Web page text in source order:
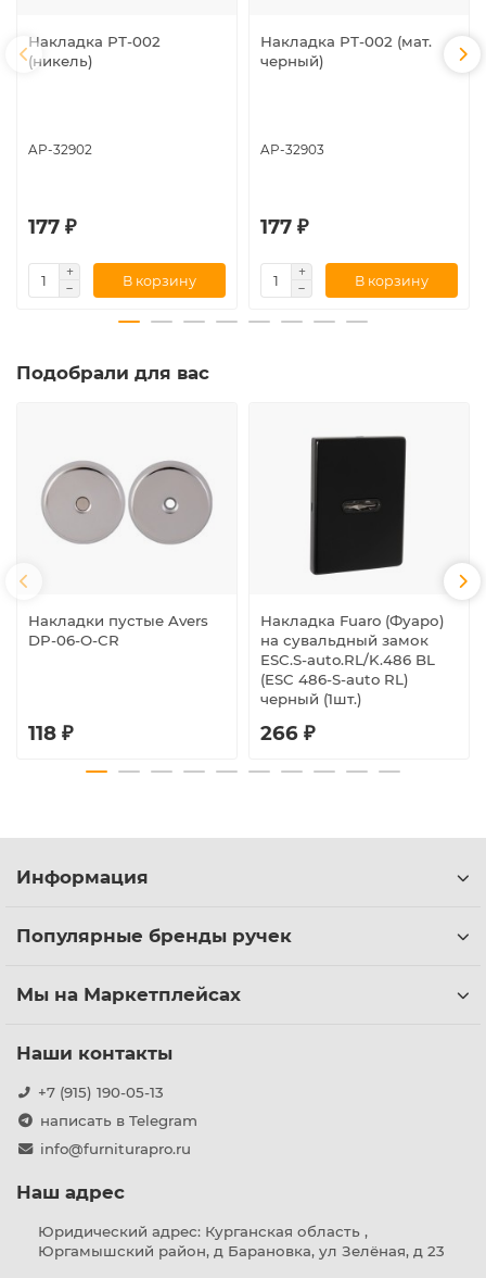
Накладка РТ-002
(никель)
AP-32902
177 ₽
В корзину
Накладка РТ-002 (мат.
черный)
AP-32903
177 ₽
В корзину
Подобрали для вас
Накладки пустые Avers
DP-06-O-CR
118 ₽
Накладка Fuaro (Фуаро)
на сувальдный замок
ESC.S-auto.RL/K.486 BL
(ESC 486-S-auto RL)
черный (1шт.)
266 ₽
Информация
Популярные бренды ручек
Мы на Маркетплейсах
Наши контакты
+7 (915) 190-05-13
написать в Telegram
info@furniturapro.ru
Наш адрес
Юридический адрес: Курганская область ,
Юргамышский район, д Барановка, ул Зелёная, д 23